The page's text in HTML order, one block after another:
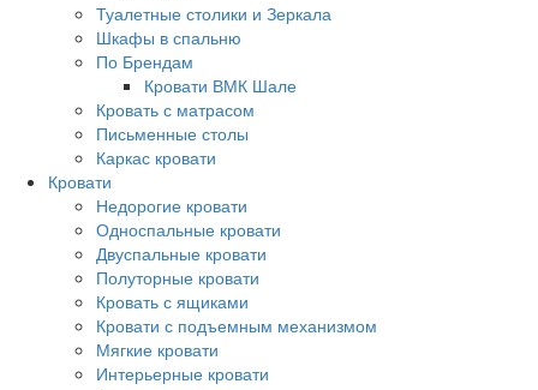
Туалетные столики и Зеркала
Шкафы в спальню
По Брендам
Кровати ВМК Шале
Кровать с матрасом
Письменные столы
Каркас кровати
Кровати
Недорогие кровати
Односпальные кровати
Двуспальные кровати
Полуторные кровати
Кровать с ящиками
Кровати с подъемным механизмом
Мягкие кровати
Интерьерные кровати